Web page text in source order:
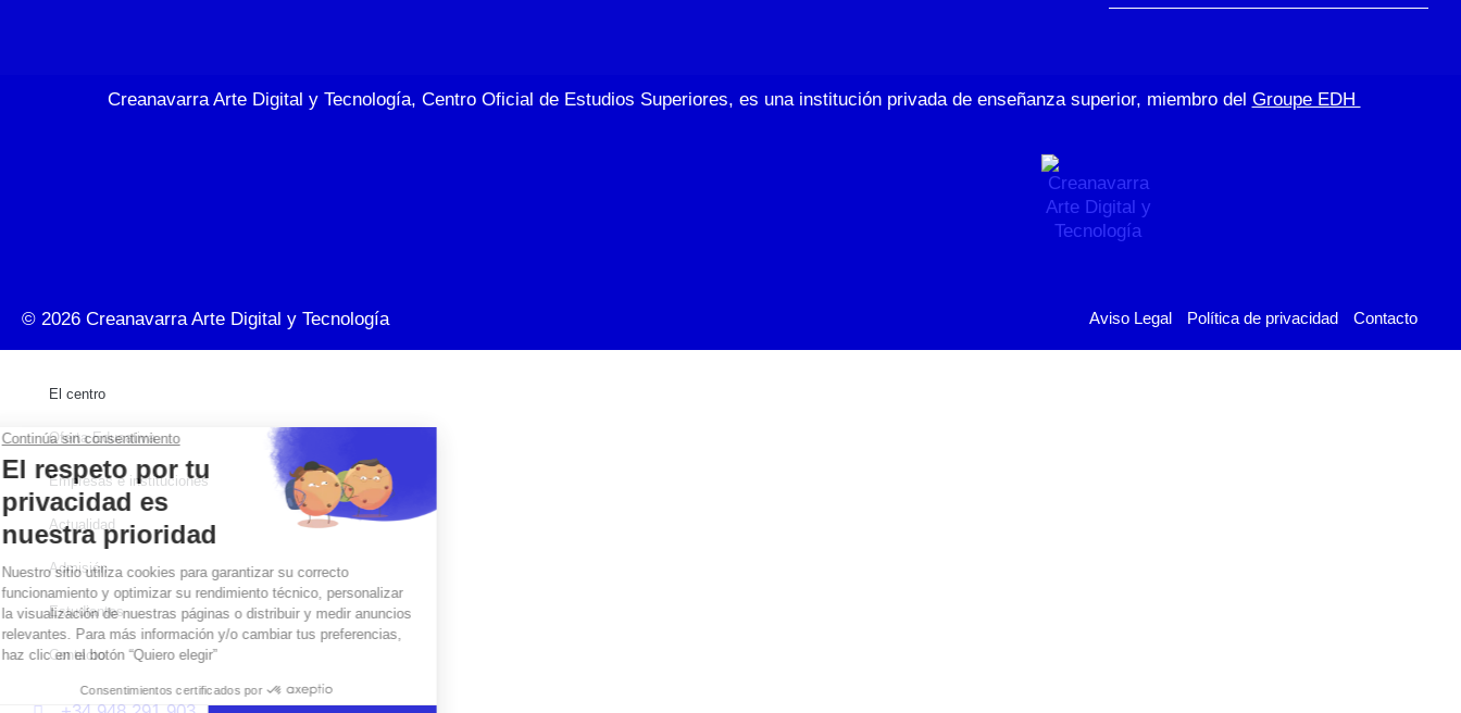
Creanavarra Arte Digital y Tecnología, Centro Oficial de Estudios Superiores, es una institución privada de enseñanza superior, miembro del Groupe EDH
© 2026 Creanavarra Arte Digital y Tecnología Aviso Legal Política de privacidad Contacto
El centro
Oferta Educativa
Empresas e instituciones
Actualidad
Admisión
Estudiantes
Contacto